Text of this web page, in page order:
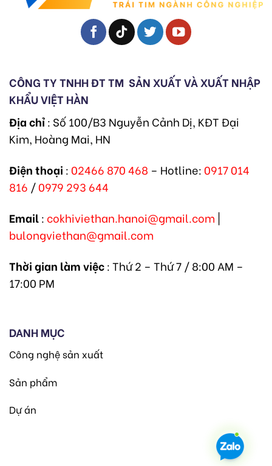
CÔNG TY TNHH ĐT TM SẢN XUẤT VÀ XUẤT NHẬP
KHẨU VIỆT HÀN
Địa chỉ: Số 100/B3 Nguyễn Cảnh Dị, KĐT Đại
Kim, Hoàng Mai, HN
Điện thoại : 02466 870 468 – Hotline: 0917 014
816 /0979 293 644
Email: cokhiviethan.hanoi@gmail.com |
bulongviethan@gmail.com
Thời gian làm việc: Thứ 2 – Thứ 7 / 8:00 AM –
17:00 PM
DANH MỤC
Công nghệ sản xuất
Sản phẩm
Dự án